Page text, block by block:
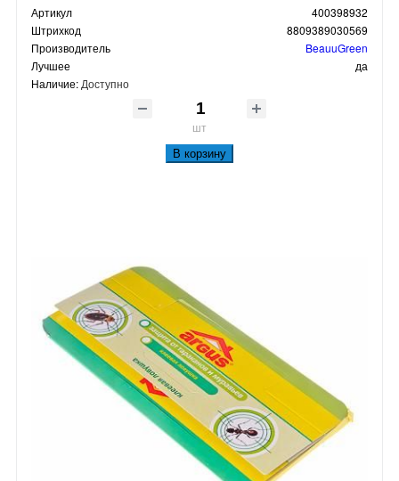
Артикул
400398932
Штрихкод
8809389030569
Производитель
BeauuGreen
Лучшее
да
Наличие: Доступно
шт
В корзину